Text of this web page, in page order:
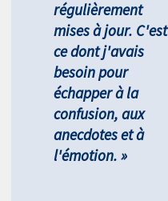
régulièrement
mises à jour. C'est
ce dont j'avais
besoin pour
échapper à la
confusion, aux
anecdotes et à
l'émotion. »